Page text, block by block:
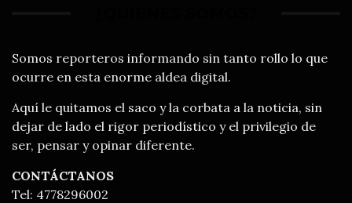
Somos reporteros informando sin tanto rollo lo que
ocurre en esta enorme aldea digital.
Aquí le quitamos el saco y la corbata a la noticia, sin
dejar de lado el rigor periodístico y el privilegio de
ser, pensar y opinar diferente.
CONTÁCTANOS
Tel: 4778296002